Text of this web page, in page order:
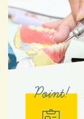
Point!